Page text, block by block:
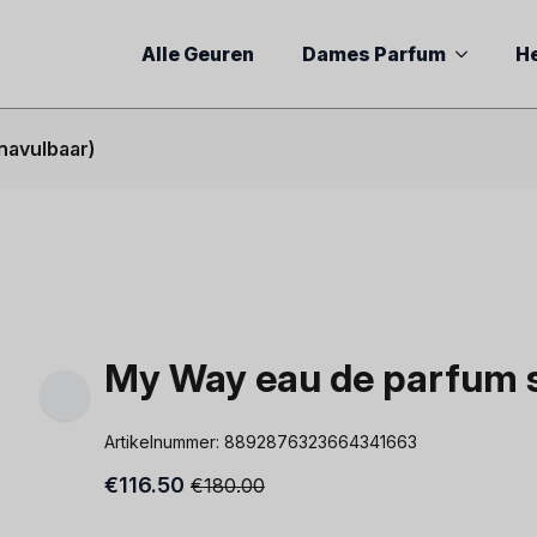
Alle Geuren Dames Parfum
My Way eau de
Artikelnummer:8892876323664341663
€180.00
Oorspronkelijke
€116.50
Huidige